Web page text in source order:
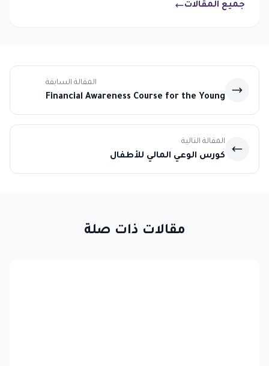
جميع المقالات
المقالة السابقة
Financial Awareness Course for the Young
المقالة التالية
كورس الوعي المالي للأطفال
مقالات ذات صلة